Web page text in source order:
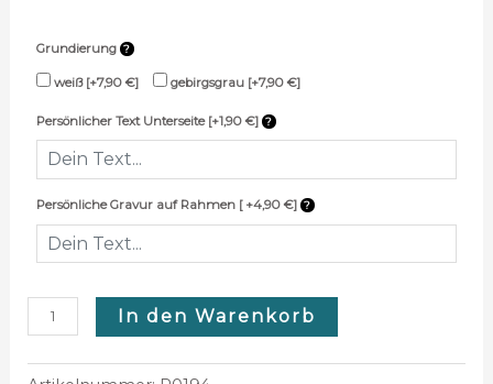
Grundierung
weiß [+7,90 €] gebirgsgrau [+7,90 €]
Persönlicher Text Unterseite [+1,90 €]
Persönliche Gravur auf Rahmen [ +4,90 €]
In den Warenkorb